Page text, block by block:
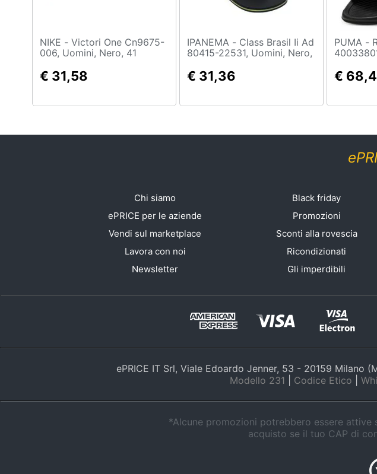
NIKE - Victori One Cn9675-
006, Uomini, Nero, 41
€ 31,58
IPANEMA - Class Brasil Ii Ad
80415-22531, Uomini, Nero,
€ 31,36
PUMA - Royalcat Comfort 2
€
Chi siamo
ePRICE per le aziende
Vendi sul marketplace
Lavora con noi
Newsletter
Black friday
Promozioni
Sconti alla rovescia
Ricondizionati
Gli imperdibili
ePRICE IT Srl, Viale Edoardo Jenner, 53 - 20159
Modello 231
Codice Etico
*Alcune promozioni potrebbero essere attive
acquisto se il tuo CAP di